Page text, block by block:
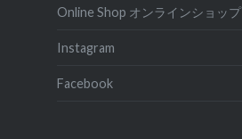
Online Shop オンラインショップ
Instagram
Facebook